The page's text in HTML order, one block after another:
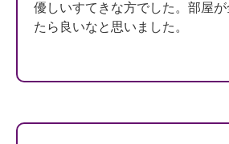
優しいすてきな方でした。部屋
たら良いなと思いました。